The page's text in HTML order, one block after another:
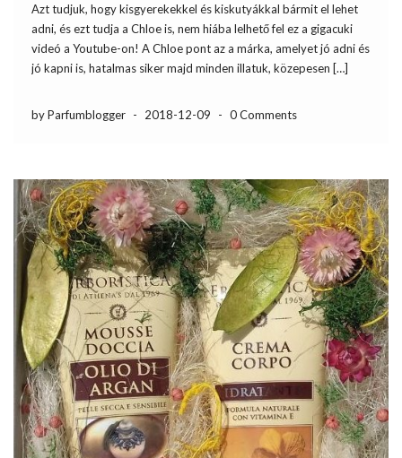
Azt tudjuk, hogy kisgyerekekkel és kiskutyákkal bármit el lehet
adni, és ezt tudja a Chloe is, nem hiába lelhető fel ez a gigacuki
videó a Youtube-on! A Chloe pont az a márka, amelyet jó adni és
jó kapni is, hatalmas siker majd minden illatuk, közepesen […]
by Parfumblogger - 2018-12-09 - 0 Comments